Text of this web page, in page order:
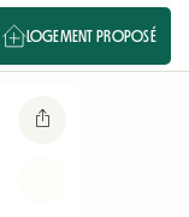
LOGEMENT PROPOSÉ